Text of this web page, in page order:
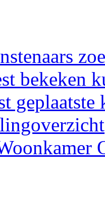
bekeken
geplaatste